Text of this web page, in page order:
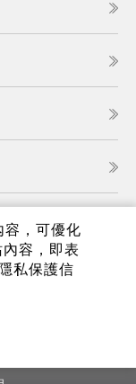
，可優化
容，即表
私保護信